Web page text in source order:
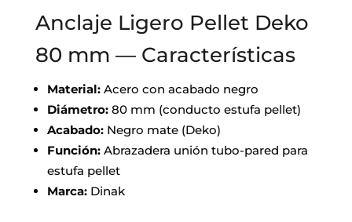
Anclaje Ligero Pellet Deko
80 mm — Características
Material:Acero con acabado negro
Diámetro:80 mm (conducto estufa pellet)
Acabado:Negro mate (Deko)
Función:Abrazadera unión tubo-pared para
estufa pellet
Marca:Dinak